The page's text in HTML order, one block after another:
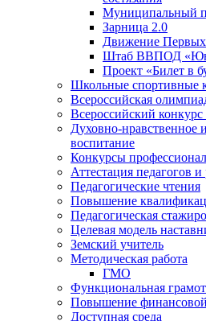
Муниципальный
Зарница 2.0
Движение Первых
Штаб ВВПОД
Проект «Билет в
Школьные спортивные
Всероссийская
Всероссийский
Духовно-нравственное
воспитание
Конкурсы
Аттестация педагогов
Педагогические чтения
Повышение
Педагогическая
Целевая модель
Земский учитель
Методическая работа
ГМО
Функциональная
Повышение финансовой
Доступная среда